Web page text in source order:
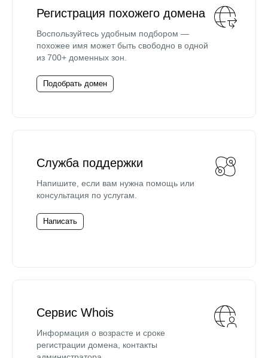
Регистрация похожего домена
Воспользуйтесь удобным подбором —
похожее имя может быть свободно в одной
из 700+ доменных зон.
Подобрать домен
Служба поддержки
Напишите, если вам нужна помощь или
консультация по услугам.
Написать
Сервис Whois
Информация о возрасте и сроке
регистрации домена, контакты